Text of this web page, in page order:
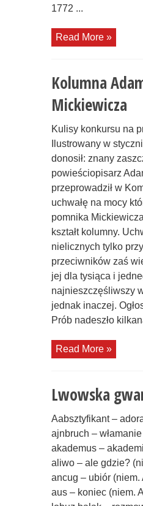
1772 ...
Read More »
Kolumna
Mickiewicza
Kulisy konkursu na
Ilustrowany w
donosił: znany
powieściopisarz
przeprowadził w
uchwałę na mocy
pomnika
kształt kolumny.
nielicznych tylko
przeciwników zaś
jej dla tysiąca i
najnieszczęśliwszy
jednak inaczej.
Prób nadeszło
Read More »
Lwowska
Aabsztyfikant –
ajnbruch –
akademus –
aliwo – ale gdzie?
ancug – ubiór (niem.
aus – koniec (niem.